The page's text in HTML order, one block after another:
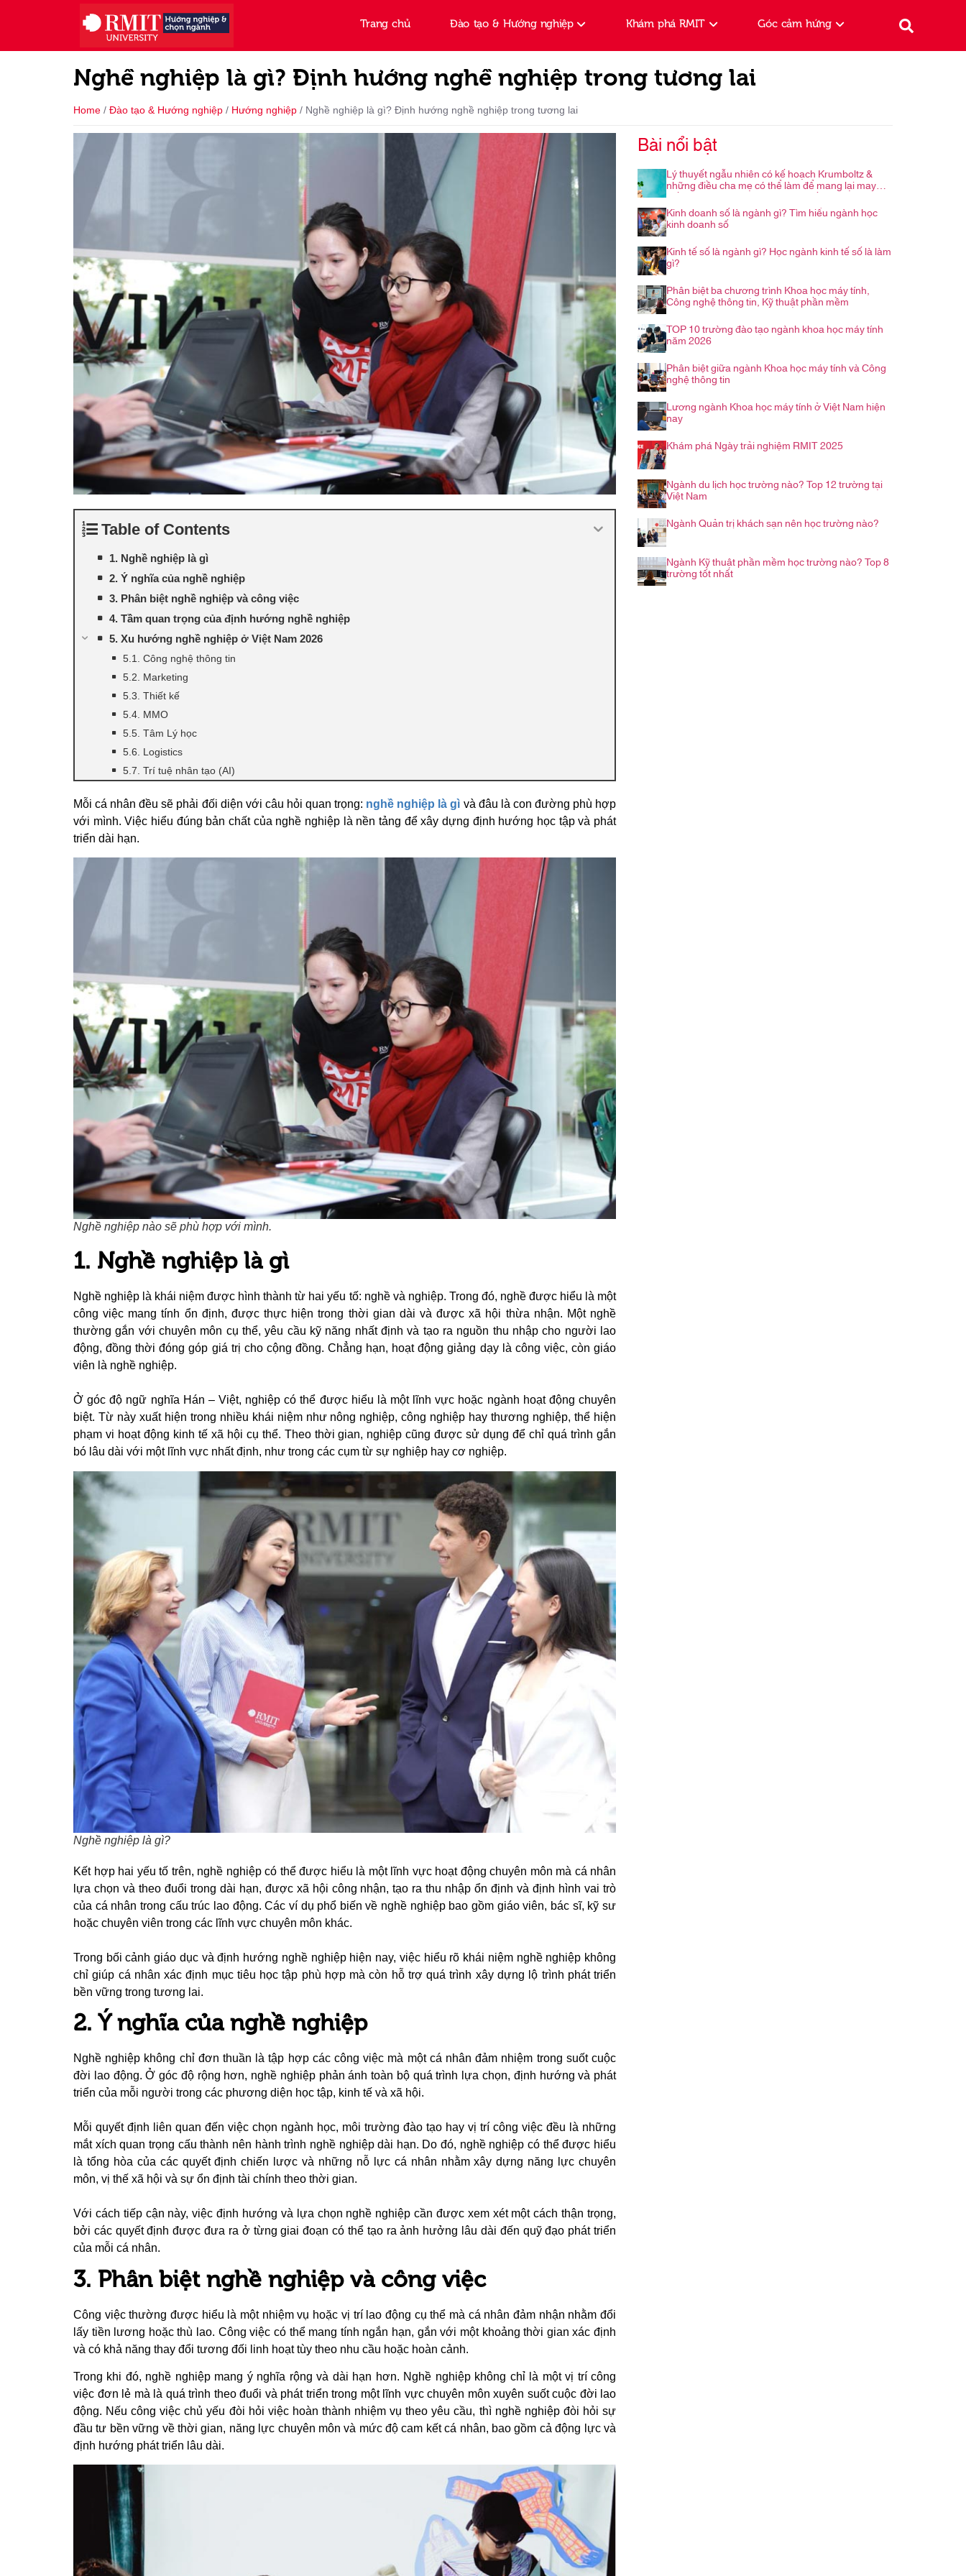
Trang chủ Đào tạo & Hướng nghiệp Khám phá RMIT Góc cảm hứng
Nghề nghiệp là gì? Định hướng nghề nghiệp trong tương lai
Home / Đào tạo & Hướng nghiệp / Hướng nghiệp / Nghề nghiệp là gì? Định hướng nghề nghiệp trong tương lai
Table of Contents
1. Nghề nghiệp là gì
2. Ý nghĩa của nghề nghiệp
3. Phân biệt nghề nghiệp và công việc
4. Tầm quan trọng của định hướng nghề nghiệp
5. Xu hướng nghề nghiệp ở Việt Nam 2026
5.1. Công nghệ thông tin
5.2. Marketing
5.3. Thiết kế
5.4. MMO
5.5. Tâm Lý học
5.6. Logistics
5.7. Trí tuệ nhân tạo (AI)
Mỗi cá nhân đều sẽ phải đối diện với câu hỏi quan trọng: nghề nghiệp là gì và đâu là con đường phù hợp
với mình. Việc hiểu đúng bản chất của nghề nghiệp là nền tảng để xây dựng định hướng học tập và phát
triển dài hạn.
Nghề nghiệp nào sẽ phù hợp với mình.
1. Nghề nghiệp là gì
Nghề nghiệp là khái niệm được hình thành từ hai yếu tố: nghề và nghiệp. Trong đó, nghề được hiểu là một
công việc mang tính ổn định, được thực hiện trong thời gian dài và được xã hội thừa nhận. Một nghề
thường gắn với chuyên môn cụ thể, yêu cầu kỹ năng nhất định và tạo ra nguồn thu nhập cho người lao
động, đồng thời đóng góp giá trị cho cộng đồng. Chẳng hạn, hoạt động giảng dạy là công việc, còn giáo
viên là nghề nghiệp.
Ở góc độ ngữ nghĩa Hán – Việt, nghiệp có thể được hiểu là một lĩnh vực hoặc ngành hoạt động chuyên
biệt. Từ này xuất hiện trong nhiều khái niệm như nông nghiệp, công nghiệp hay thương nghiệp, thể hiện
phạm vi hoạt động kinh tế xã hội cụ thể. Theo thời gian, nghiệp cũng được sử dụng để chỉ quá trình gắn
bó lâu dài với một lĩnh vực nhất định, như trong các cụm từ sự nghiệp hay cơ nghiệp.
Nghề nghiệp là gì?
Kết hợp hai yếu tố trên, nghề nghiệp có thể được hiểu là một lĩnh vực hoạt động chuyên môn mà cá nhân
lựa chọn và theo đuổi trong dài hạn, được xã hội công nhận, tạo ra thu nhập ổn định và định hình vai trò
của cá nhân trong cấu trúc lao động. Các ví dụ phổ biến về nghề nghiệp bao gồm giáo viên, bác sĩ, kỹ sư
hoặc chuyên viên trong các lĩnh vực chuyên môn khác.
Trong bối cảnh giáo dục và định hướng nghề nghiệp hiện nay, việc hiểu rõ khái niệm nghề nghiệp không
chỉ giúp cá nhân xác định mục tiêu học tập phù hợp mà còn hỗ trợ quá trình xây dựng lộ trình phát triển
bền vững trong tương lai.
2. Ý nghĩa của nghề nghiệp
Nghề nghiệp không chỉ đơn thuần là tập hợp các công việc mà một cá nhân đảm nhiệm trong suốt cuộc
đời lao động. Ở góc độ rộng hơn, nghề nghiệp phản ánh toàn bộ quá trình lựa chọn, định hướng và phát
triển của mỗi người trong các phương diện học tập, kinh tế và xã hội.
Mỗi quyết định liên quan đến việc chọn ngành học, môi trường đào tạo hay vị trí công việc đều là những
mắt xích quan trọng cấu thành nên hành trình nghề nghiệp dài hạn. Do đó, nghề nghiệp có thể được hiểu
là tổng hòa của các quyết định chiến lược và những nỗ lực cá nhân nhằm xây dựng năng lực chuyên
môn, vị thế xã hội và sự ổn định tài chính theo thời gian.
Với cách tiếp cận này, việc định hướng và lựa chọn nghề nghiệp cần được xem xét một cách thận trọng,
bởi các quyết định được đưa ra ở từng giai đoạn có thể tạo ra ảnh hưởng lâu dài đến quỹ đạo phát triển
của mỗi cá nhân.
3. Phân biệt nghề nghiệp và công việc
Công việc thường được hiểu là một nhiệm vụ hoặc vị trí lao động cụ thể mà cá nhân đảm nhận nhằm đổi
lấy tiền lương hoặc thù lao. Công việc có thể mang tính ngắn hạn, gắn với một khoảng thời gian xác định
và có khả năng thay đổi tương đối linh hoạt tùy theo nhu cầu hoặc hoàn cảnh.
Trong khi đó, nghề nghiệp mang ý nghĩa rộng và dài hạn hơn. Nghề nghiệp không chỉ là một vị trí công
việc đơn lẻ mà là quá trình theo đuổi và phát triển trong một lĩnh vực chuyên môn xuyên suốt cuộc đời lao
động. Nếu công việc chủ yếu đòi hỏi việc hoàn thành nhiệm vụ theo yêu cầu, thì nghề nghiệp đòi hỏi sự
đầu tư bền vững về thời gian, năng lực chuyên môn và mức độ cam kết cá nhân, bao gồm cả động lực và
định hướng phát triển lâu dài.
Bài nổi bật
Lý thuyết ngẫu nhiên có kế hoạch Krumboltz &
những điều cha mẹ có thể làm để mang lại may
mắn cho con trong hành trình nghề nghiệp
Kinh doanh số là ngành gì? Tìm hiểu ngành học
kinh doanh số
Kinh tế số là ngành gì? Học ngành kinh tế số là làm
gì?
Phân biệt ba chương trình Khoa học máy tính,
Công nghệ thông tin, Kỹ thuật phần mềm
TOP 10 trường đào tạo ngành khoa học máy tính
năm 2026
Phân biệt giữa ngành Khoa học máy tính và Công
nghệ thông tin
Lương ngành Khoa học máy tính ở Việt Nam hiện
nay
Khám phá Ngày trải nghiệm RMIT 2025
Ngành du lịch học trường nào? Top 12 trường tại
Việt Nam
Ngành Quản trị khách sạn nên học trường nào?
Ngành Kỹ thuật phần mềm học trường nào? Top 8
trường tốt nhất